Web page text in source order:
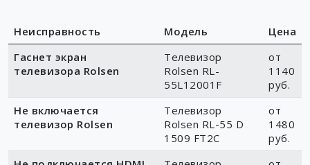
Неисправность Модель
Цена
Гаснет экран
телевизора Rolsen
Телевизор
Rolsen RL-
55L12001F
от
1140
руб.
Не включается
телевизор Rolsen
Телевизор
Rolsen RL-55 D
1509 FT2C
от
1480
руб.